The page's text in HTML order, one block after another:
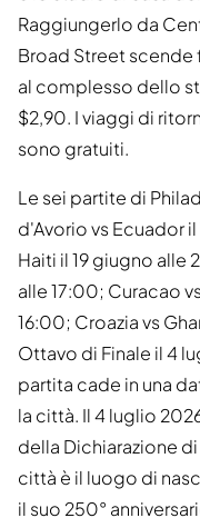
Raggiungerlo da
Broad Street scende
al complesso dello
$2,90. I viaggi di
sono gratuiti.
Le sei partite di
d'Avorio vs Ecuador
Haiti il 19 giugno alle
alle 17:00; Curacao
16:00; Croazia vs
Ottavo di Finale il 4
partita cade in una
la città. Il 4 luglio
della Dichiarazione
città è il luogo di
il suo 250°